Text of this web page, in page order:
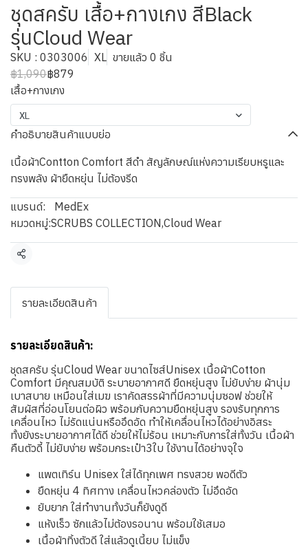
ชุดสครับ เสื้อ+กางเกง สีBlack
รุ่นCloud Wear
SKU : 0303006 XL ขายแล้ว 0 ชิ้น
฿1,090฿879
เสื้อ+กางเกง
XL
คำอธิบายสินค้าแบบย่อ
เนื้อผ้าContton Comfort สีดำ สัญลักษณ์แห่งความเรียบหรูและ
ทรงพลัง ผ้ายืดหยุ่น ไม่ต้องรีด
แบรนด์:
MedEx
หมวดหมู่:SCRUBS COLLECTION,Cloud Wear
แชร์
รายละเอียดสินค้า
รายละเอียดสินค้า:
ชุดสครับ รุ่นCloud Wear ขนาดไซส์Unisex เนื้อผ้าCotton
Comfort มีคุณสมบัติ ระบายอากาศดี ยืดหยุ่นสูง ไม่ยับง่าย ผ้านุ่ม
เบาสบาย เหมือนใส่เมฆ เราคัดสรรผ้าที่มีความนุ่มซอฟ ช่วยให้
สัมผัสที่อ่อนโยนต่อผิว พร้อมกับความยืดหยุ่นสูง รองรับทุกการ
เคลื่อนไหว ไม่รัดแน่นหรืออึดอัด ทำให้เคลื่อนไหวได้อย่างอิสระ
ทั้งยังระบายอากาศได้ดี ช่วยให้ไม่ร้อน เหมาะกับการใส่ทั้งวัน เนื้อผ้า
คืนตัวดี้ ไม่ยับง่าย พร้อมกระเป๋า3ใบ ใช้งานได้อย่างจุใจ
แพตเทิร์น Unisex ใส่ได้ทุกเพศ ทรงสวย พอดีตัว
ยืดหยุ่น 4 ทิศทาง เคลื่อนไหวคล่องตัว ไม่อึดอัด
ยับยาก ใส่ทำงานทั้งวันก็ยังดูดี
แห้งเร็ว ซักแล้วไม่ต้องรอนาน พร้อมใช้เสมอ
เนื้อผ้าทิ้งตัวดี ใส่แล้วดูเนี้ยบ ไม่แข็ง